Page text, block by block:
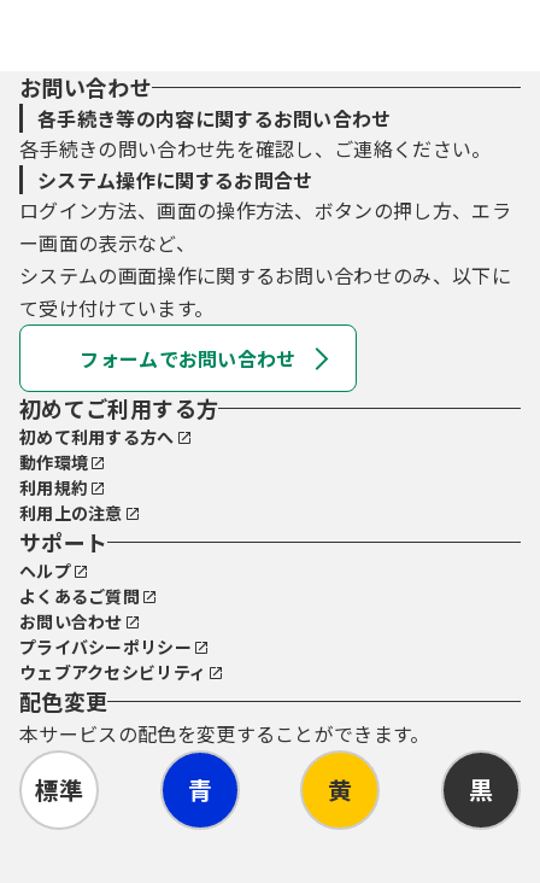
お問い合わせ
各手続き等の内容に関するお問い合わせ
各手続きの問い合わせ先を確認し、ご連絡ください。
システム操作に関するお問合せ
ログイン方法、画面の操作方法、ボタンの押し方、エラ
ー画面の表示など、
システムの画面操作に関するお問い合わせのみ、以下に
て受け付けています。
フォームでお問い合わせ
初めてご利用する方
初めて利用する方へ
動作環境
利用規約
利用上の注意
サポート
ヘルプ
よくあるご質問
お問い合わせ
プライバシーポリシー
ウェブアクセシビリティ
配色変更
本サービスの配色を変更することができます。
標準 青 黄 黒